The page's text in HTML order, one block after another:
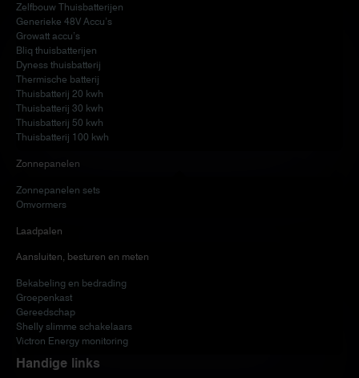
Zelfbouw Thuisbatterijen
Generieke 48V Accu’s
Growatt accu’s
Bliq thuisbatterijen
Dyness thuisbatterij
Thermische batterij
Thuisbatterij 20 kwh
Thuisbatterij 30 kwh
Thuisbatterij 50 kwh
Thuisbatterij 100 kwh
Zonnepanelen
Zonnepanelen sets
Omvormers
Laadpalen
Aansluiten, besturen en meten
Bekabeling en bedrading
Groepenkast
Gereedschap
Shelly slimme schakelaars
Victron Energy monitoring
Handige links